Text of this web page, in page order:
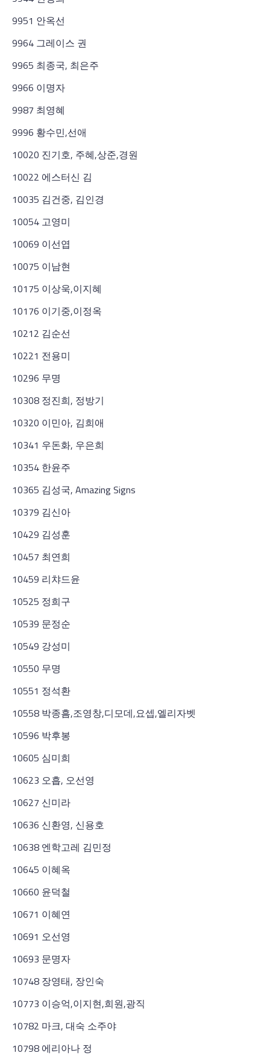
9951 안옥선
9964 그레이스 권
9965 최종국, 최은주
9966 이명자
9987 최영혜
9996 황수민,선애
10020 진기호, 주혜,상준,경원
10022 에스터신 김
10035 김건중, 김인경
10054 고영미
10069 이선엽
10075 이남현
10175 이상욱,이지혜
10176 이기중,이정옥
10212 김순선
10221 전용미
10296 무명
10308 정진희, 정방기
10320 이민아, 김희애
10341 우돈화, 우은희
10354 한윤주
10365 김성국, Amazing Signs
10379 김신아
10429 김성훈
10457 최연희
10459 리챠드윤
10525 정희구
10539 문정순
10549 강성미
10550 무명
10551 정석환
10558 박종흠,조영창,디모데,요셉,엘리자벳
10596 박후봉
10605 심미희
10623 오흡, 오선영
10627 신미라
10636 신환영, 신용호
10638 엔학고레 김민정
10645 이혜옥
10660 윤덕철
10671 이혜연
10691 오선영
10693 문명자
10748 장영태, 장인숙
10773 이승억,이지현,희원,광직
10782 마크, 대숙 소주야
10798 에리아나 정